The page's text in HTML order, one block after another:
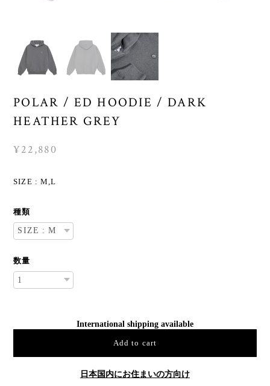
POLAR / ED HOODIE / DARK
HEATHER GREY
¥22,880
SIZE : M,L
種類
数量
International shipping available
Add to cart
日本国内にお住まいの方向け